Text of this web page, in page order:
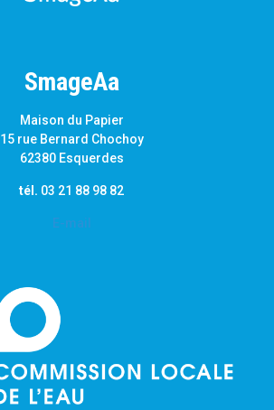
SmageAa
Maison du Papier
15 rue Bernard Chochoy
62380 Esquerdes
tél. 03 21 88 98 82
E-mail